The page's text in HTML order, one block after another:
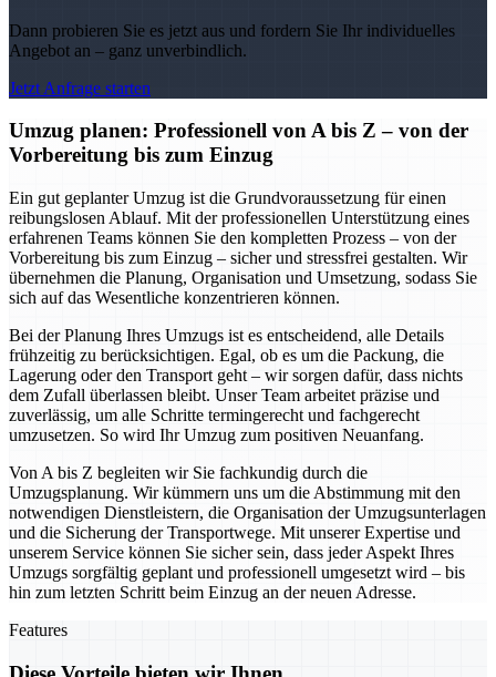
Dann probieren Sie es jetzt aus und fordern Sie Ihr individuelles
Angebot an – ganz unverbindlich.
Jetzt Anfrage starten
Umzug planen: Professionell von A bis Z – von der
Vorbereitung bis zum Einzug
Ein gut geplanter Umzug ist die Grundvoraussetzung für einen
reibungslosen Ablauf. Mit der professionellen Unterstützung eines
erfahrenen Teams können Sie den kompletten Prozess – von der
Vorbereitung bis zum Einzug – sicher und stressfrei gestalten. Wir
übernehmen die Planung, Organisation und Umsetzung, sodass Sie
sich auf das Wesentliche konzentrieren können.
Bei der Planung Ihres Umzugs ist es entscheidend, alle Details
frühzeitig zu berücksichtigen. Egal, ob es um die Packung, die
Lagerung oder den Transport geht – wir sorgen dafür, dass nichts
dem Zufall überlassen bleibt. Unser Team arbeitet präzise und
zuverlässig, um alle Schritte termingerecht und fachgerecht
umzusetzen. So wird Ihr Umzug zum positiven Neuanfang.
Von A bis Z begleiten wir Sie fachkundig durch die
Umzugsplanung. Wir kümmern uns um die Abstimmung mit den
notwendigen Dienstleistern, die Organisation der Umzugsunterlagen
und die Sicherung der Transportwege. Mit unserer Expertise und
unserem Service können Sie sicher sein, dass jeder Aspekt Ihres
Umzugs sorgfältig geplant und professionell umgesetzt wird – bis
hin zum letzten Schritt beim Einzug an der neuen Adresse.
Features